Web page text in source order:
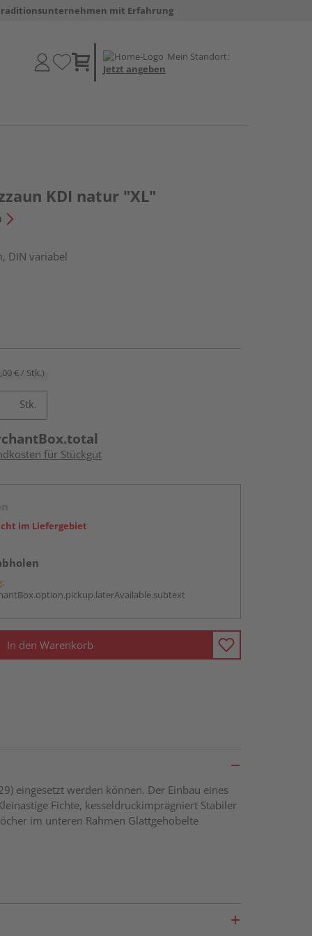
mit Erfahrung
Mein Standort:
Jetzt angeben
KDI natur "XL"
DIN variabel
€ / Stk.)
Stk.
für Stückgut
im Liefergebiet
In den Warenkorb
eingesetzt werden können. Der Einbau eines
Fichte, kesseldruckimprägniert Stabiler
im unteren Rahmen Glattgehobelte